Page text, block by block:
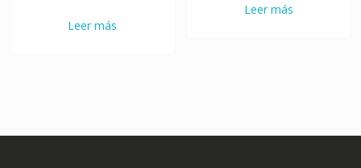
era:
Leer más
Leer más